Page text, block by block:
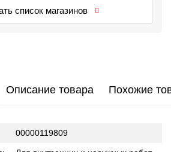
список магазинов
Описание товара Похожие
00000119809